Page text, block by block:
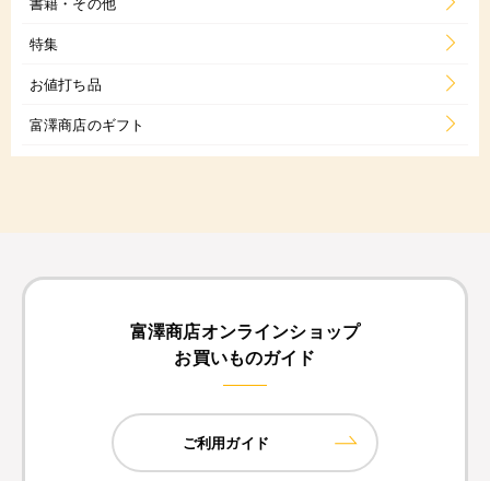
特集
お値打ち品
富澤商店のギフト
富澤商店オンラインショップ
お買いものガイド
ご利用ガイド